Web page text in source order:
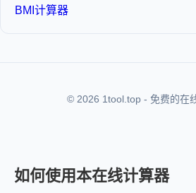
BMI计算器
© 2026 1tool.top - 免费的在
如何使用本在线计算器